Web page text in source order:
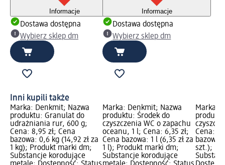
Informacje
Dostawa dostępna
Wybierz sklep dm
Informacje
Dostawa dostępna
Wybierz sklep dm
Inni kupili także
Marka: Denkmit; Nazwa
produktu: Granulat do
udrażniania rur, 600 g;
Cena: 8,95 zł; Cena
bazowa: 0,6 kg (14,92 zł za
1 kg); Produkt marki dm;
Substancje korodujące
Marka: Denkmit; Nazwa
produktu: Środek do
czyszczenia WC o zapachu
oceanu, 1 l; Cena: 6,35 zł;
Cena bazowa: 1 l (6,35 zł za
1 l); Produkt marki dm;
Substancje korodujące
Marka:
Cena:
bazowa:
szt.);